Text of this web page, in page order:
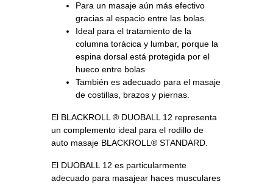
Para un masaje aún más efectivo
gracias al espacio entre las bolas.
Ideal para el tratamiento de la
columna torácica y lumbar, porque la
espina dorsal está protegida por el
hueco entre bolas
También es adecuado para el masaje
de costillas, brazos y piernas.
El BLACKROLL ® DUOBALL 12 representa
un complemento ideal para el rodillo de
auto masaje BLACKROLL® STANDARD.
El DUOBALL 12 es particularmente
adecuado para masajear haces musculares